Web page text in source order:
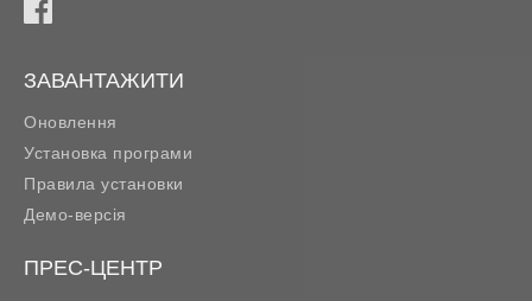
ЗАВАНТАЖИТИ
Оновлення
Установка програми
Правила установки
Демо-версія
ПРЕС-ЦЕНТР